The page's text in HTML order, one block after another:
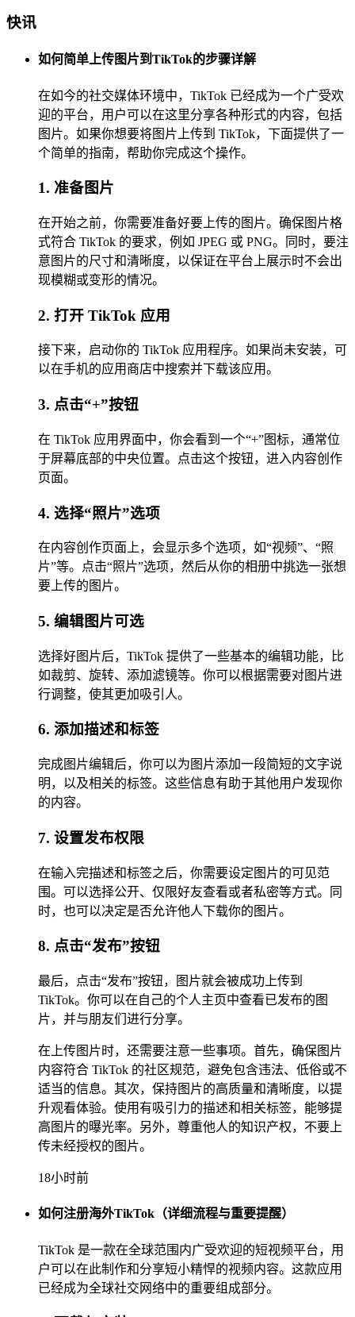
快讯
如何简单上传图片到TikTok的步骤详解
在如今的社交媒体环境中，TikTok 已经成为一个广受欢
迎的平台，用户可以在这里分享各种形式的内容，包括
图片。如果你想要将图片上传到 TikTok，下面提供了一
个简单的指南，帮助你完成这个操作。
1. 准备图片
在开始之前，你需要准备好要上传的图片。确保图片格
式符合 TikTok 的要求，例如 JPEG 或 PNG。同时，要注
意图片的尺寸和清晰度，以保证在平台上展示时不会出
现模糊或变形的情况。
2. 打开 TikTok 应用
接下来，启动你的 TikTok 应用程序。如果尚未安装，可
以在手机的应用商店中搜索并下载该应用。
3. 点击“+”按钮
在 TikTok 应用界面中，你会看到一个“+”图标，通常位
于屏幕底部的中央位置。点击这个按钮，进入内容创作
页面。
4. 选择“照片”选项
在内容创作页面上，会显示多个选项，如“视频”、“照
片”等。点击“照片”选项，然后从你的相册中挑选一张想
要上传的图片。
5. 编辑图片可选
选择好图片后，TikTok 提供了一些基本的编辑功能，比
如裁剪、旋转、添加滤镜等。你可以根据需要对图片进
行调整，使其更加吸引人。
6. 添加描述和标签
完成图片编辑后，你可以为图片添加一段简短的文字说
明，以及相关的标签。这些信息有助于其他用户发现你
的内容。
7. 设置发布权限
在输入完描述和标签之后，你需要设定图片的可见范
围。可以选择公开、仅限好友查看或者私密等方式。同
时，也可以决定是否允许他人下载你的图片。
8. 点击“发布”按钮
最后，点击“发布”按钮，图片就会被成功上传到
TikTok。你可以在自己的个人主页中查看已发布的图
片，并与朋友们进行分享。
在上传图片时，还需要注意一些事项。首先，确保图片
内容符合 TikTok 的社区规范，避免包含违法、低俗或不
适当的信息。其次，保持图片的高质量和清晰度，以提
升观看体验。使用有吸引力的描述和相关标签，能够提
高图片的曝光率。另外，尊重他人的知识产权，不要上
传未经授权的图片。
18小时前
如何注册海外TikTok（详细流程与重要提醒）
TikTok 是一款在全球范围内广受欢迎的短视频平台，用
户可以在此制作和分享短小精悍的视频内容。这款应用
已经成为全球社交网络中的重要组成部分。